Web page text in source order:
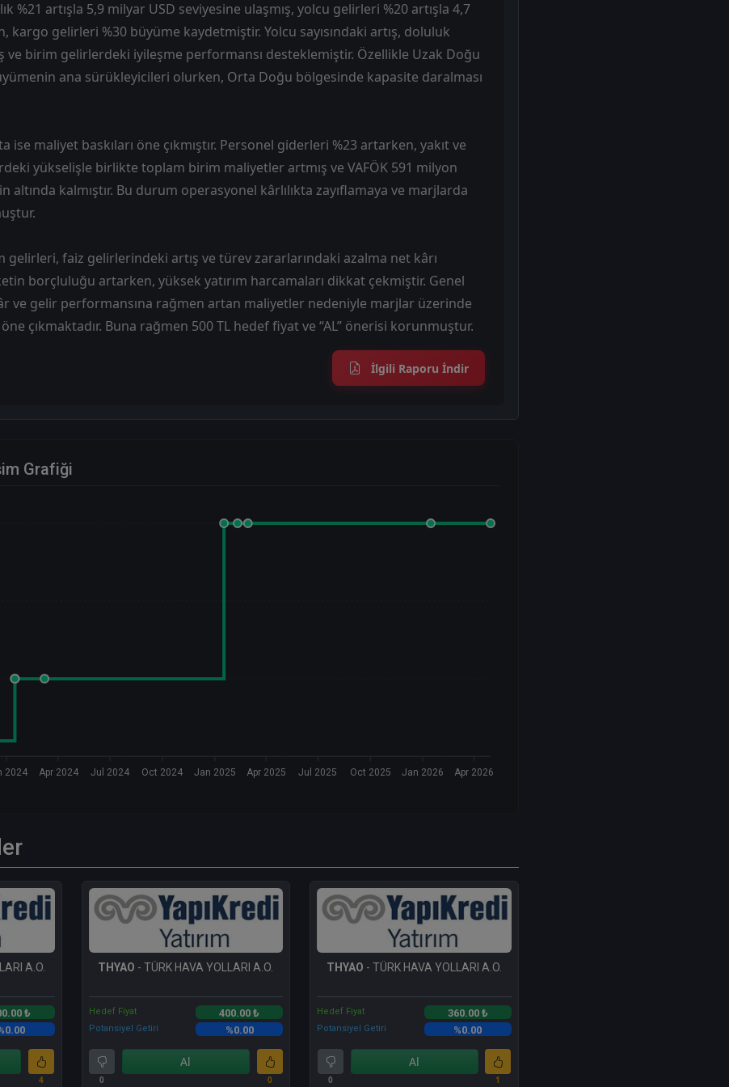
%21 artışla 5,9 milyar USD seviyesine ulaşmış, yolcu gelirleri %20 artışla 4,7
kargo gelirleri %30 büyüme kaydetmiştir. Yolcu sayısındaki artış, doluluk
ve birim gelirlerdeki iyileşme performansı desteklemiştir. Özellikle Uzak Doğu
ana sürükleyicileri olurken, Orta Doğu bölgesinde kapasite daralması
ise maliyet baskıları öne çıkmıştır. Personel giderleri %23 artarken, yakıt ve
yükselişle birlikte toplam birim maliyetler artmış ve VAFÖK 591 milyon
altında kalmıştır. Bu durum operasyonel kârlılıkta zayıflamaya ve marjlarda
gelirleri, faiz gelirlerindeki artış ve türev zararlarındaki azalma net kârı
borçluluğu artarken, yüksek yatırım harcamaları dikkat çekmiştir. Genel
ve gelir performansına rağmen artan maliyetler nedeniyle marjlar üzerinde
çıkmaktadır. Buna rağmen 500 TL hedef fiyat ve “AL” önerisi korunmuştur.
İlgili Raporu İndir
Grafiği
2024 Apr 2024 Jul 2024 Oct 2024 Jan 2025 Apr 2025 Jul 2025 Oct 2025 Jan 2026 Apr 2026
A.O.
₺
4
THYAO - TÜRK HAVA YOLLARI A.O.
Hedef Fiyat 400.00 ₺
Potansiyel Getiri %0.00
0
Al
0
THYAO - TÜRK HAVA YOLLARI A.O.
Hedef Fiyat 360.00 ₺
Potansiyel Getiri %0.00
0
Al
1